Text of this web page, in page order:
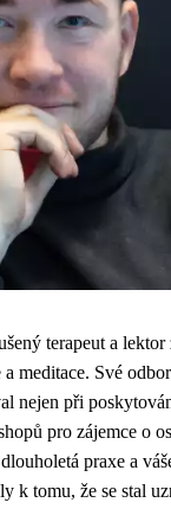
terapeut a lektor
meditace. Své
nejen při
pro zájemce o
praxe a
k tomu, že se stal